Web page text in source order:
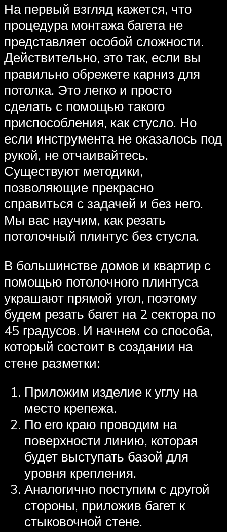
На первый взгляд кажется, что
процедура монтажа багета не
представляет особой сложности.
Действительно, это так, если вы
правильно обрежете карниз для
потолка. Это легко и просто
сделать с помощью такого
приспособления, как стусло. Но
если инструмента не оказалось под
рукой, не отчаивайтесь.
Существуют методики,
позволяющие прекрасно
справиться с задачей и без него.
Мы вас научим, как резать
потолочный плинтус без стусла.
В большинстве домов и квартир с
помощью потолочного плинтуса
украшают прямой угол, поэтому
будем резать багет на 2 сектора по
45 градусов. И начнем со способа,
который состоит в создании на
стене разметки:
Приложим изделие к углу на
место крепежа.
По его краю проводим на
поверхности линию, которая
будет выступать базой для
уровня крепления.
Аналогично поступим с другой
стороны, приложив багет к
стыковочной стене.